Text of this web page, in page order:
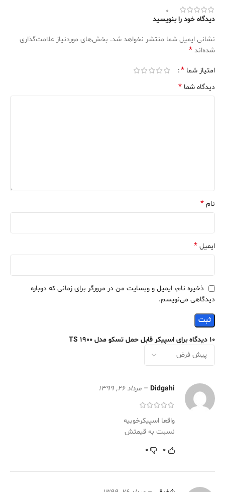
0
10 دیدگاه برای اسپیکر قابل حمل تسکو مدل TS 1900
Didgahi
– مرداد 26, 1399
واقعا اسپیکرخوبیه
نسبت به قیمتش
0
0
دیدگاه خود را بنویسید
نشانی ایمیل شما منتشر نخواهد شد. بخش‌های موردنیاز علامت‌گذاری
شده‌اند *
امتیاز شما *
دیدگاه شما *
نام *
ایمیل *
ذخیره نام، ایمیل و وبسایت من در مرورگر برای زمانی که دوباره
دیدگاهی می‌نویسم.